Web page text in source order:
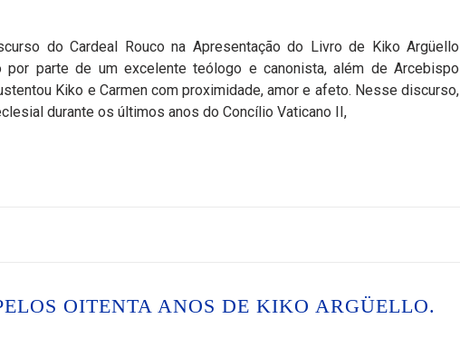
do Cardeal Rouco na Apresentação do Livro de Kiko Argüello
por parte de um excelente teólogo e canonista, além de Arcebispo
Kiko e Carmen com proximidade, amor e afeto. Nesse discurso,
durante os últimos anos do Concílio Vaticano II,
OITENTA ANOS DE KIKO ARGÜELLO.